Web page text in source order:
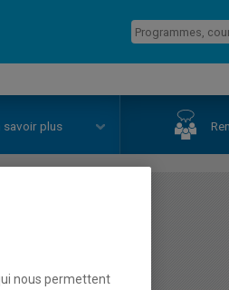
savoir plus
nous permettent